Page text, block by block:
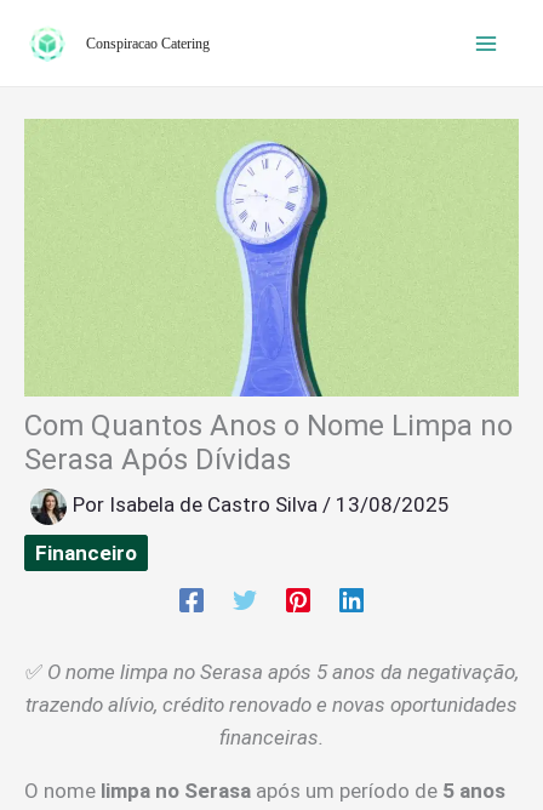
para
conteúdo
Conspiracao Catering
Com Quantos Anos o Nome Limpa no
Serasa Após Dívidas
Por Isabela de Castro Silva / 13/08/2025
Financeiro
✅ O nome limpa no Serasa após 5 anos da negativação,
trazendo alívio, crédito renovado e novas oportunidades
financeiras.
O nome limpa no Serasa após um período de 5 anos